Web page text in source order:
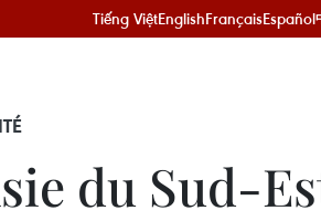
Tiếng ViệtEnglishFrançaisEspañol
du Sud-